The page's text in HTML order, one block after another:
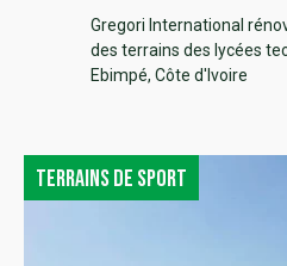
Gregori International
des terrains des lycées
Ebimpé, Côte d'Ivoire
Terrains de sport